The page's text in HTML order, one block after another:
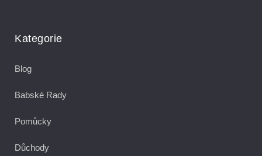
Kategorie
Blog
Babské Rady
Pomůcky
Důchody